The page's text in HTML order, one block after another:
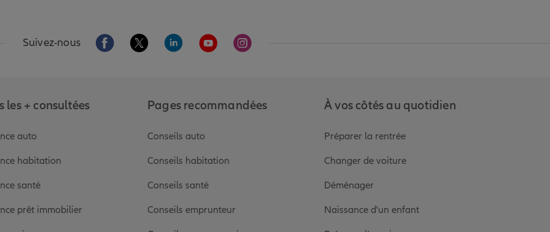
Suivez-nous Aller sur la page Facebook de Allianz
Aller sur la page Twitter de Allianz
Aller sur la page Linkedin de Allianz
Aller sur la page Youtube de Allianz
Aller sur la page Instagram de Allianz
les + consultées
auto
habitation
santé
prêt immobilier
Pages recommandées
Conseils auto
Conseils habitation
Conseils santé
Conseils emprunteur
À vos côtés au quotidien
Préparer la rentrée
Changer de voiture
Déménager
Naissance d'un enfant